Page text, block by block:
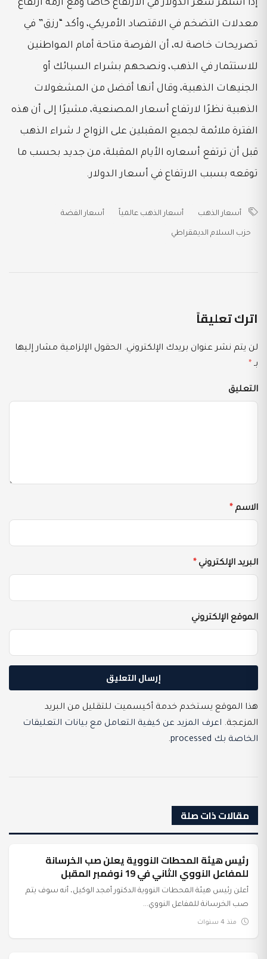
إذا أستمر سعر الدولار في الارتفاع خاصاً ومع أزمة ارتفاع
معدلات التضخم في الاقتصاد الأمريكي، وأكد “رزق” في
تصريحات خاصة له، أن الفرصة متاحة أمام المواطنين
للاستثمار في الذهب، ونصحهم بشراء السبائك أو
الجنيهات الذهبية، وقال أنها أفضل من المشغولات
الذهبية نظرًا لارتفاع أسعار المصنعية، مشيرًا إلى أن هذه
الفترة ملائمة لجميع المقبلين على الزواج لـ شراء الذهب
قبل أن ترتفع أسعاره الأيام المقبلة، من جديد بحسب ما
توقعه بسبب الارتفاع في أسعار الدولار.
أسعار الذهب أسعار الذهب عالمياً أسعار الفضة
حزب السلام الديمقراطي
اترك تعليقاً
لن يتم نشر عنوان بريدك الإلكتروني. الحقول الإلزامية مشار إليها
بـ *
التعليق
الاسم *
البريد الإلكتروني *
الموقع الإلكتروني
هذا الموقع يستخدم خدمة أكيسميت للتقليل من البريد
المزعجة. اعرف المزيد عن كيفية التعامل مع بيانات التعليقات
الخاصة بك processed
.
مقالات ذات صلة
عرب وعالم
رئيس هيئة المحطات النووية يعلن صب الخرسانة
للمفاعل النووي الثاني في 19 نوفمبر المقبل
أعلن رئيس هيئة المحطات النووية الدكتور أمجد الوكيل، أنه سوف يتم
صب الخرسانة للمفاعل النووي...
منذ 4 سنوات